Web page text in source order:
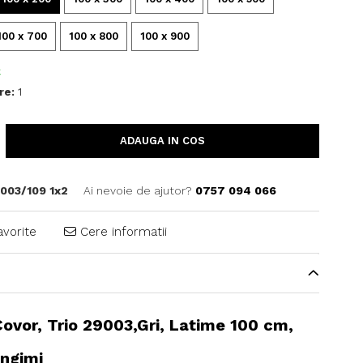
x 700 100 x 800 100 x 900
1
ADAUGA IN COS
109 1x2 Ai nevoie de ajutor? 0757 094 066
Cere informatii
Trio 29003,Gri, Latime 100 cm,